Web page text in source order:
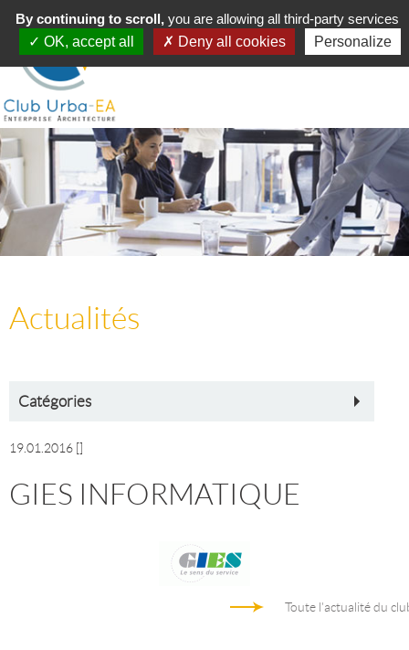
Toggle
navigation
MENU
Actualités
Catégories
19.01.2016
GIES INFORMATIQUE
Toute l'actualité du
By continuing to scroll,you are allowing all third-party services
OK, accept all
Deny all cookies Personalize